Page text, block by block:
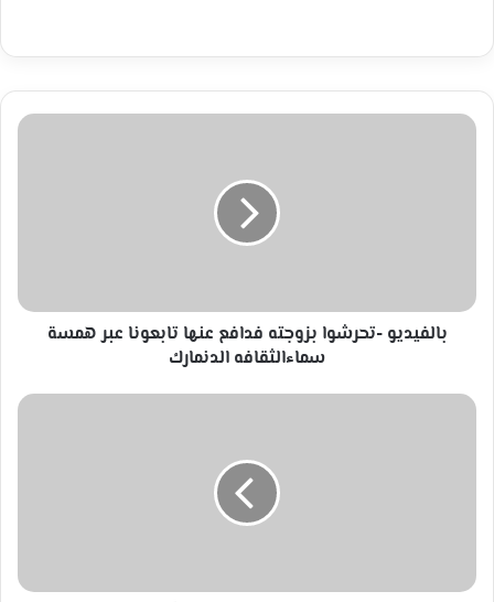
بالفيديو
سماءالثقافه
الدنماركبالفيديو -تحرشوا بزوجته فدافع عنها تابعونا عبر همسة
سماءالثقافه الدنمارك
قبل